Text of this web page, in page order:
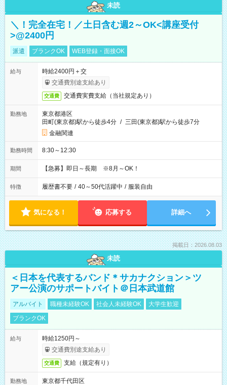
未読
＼！完全在宅！／土日含む週2～OK<講座受付
>@2400円
派遣 ブランクOK WEB登録・面接OK
給与
時給2400円＋交
交通費別途支給あり
交通費 交通費実費支給（当社規定あり）
勤務地
東京都港区
田町(東京都)駅から徒歩4分 / 三田(東京都)駅から徒歩7分
金融関連
勤務時間 8:30～12:30
期間 【急募】即日～長期 ※8月～OK！
特徴 履歴書不要 / 40～50代活躍中 / 服装自由
気になる！ 応募する 詳細へ
掲載日：2026.08.03
未読
＜日本を代表するバンド＊サカナクション＞ツ
アー公演のサポートバイト＠日本武道館
アルバイト 職種未経験OK 社会人未経験OK
大学生歓迎
ブランクOK
給与
時給1250円～
交通費別途支給あり
交通費 支給（規定有り）
勤務地
東京都千代田区